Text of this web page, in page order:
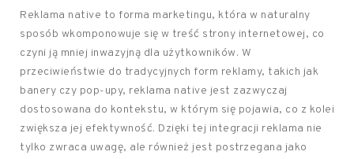
Reklama native to forma marketingu, która w naturalny
sposób wkomponowuje się w treść strony internetowej, co
czyni ją mniej inwazyjną dla użytkowników. W
przeciwieństwie do tradycyjnych form reklamy, takich jak
banery czy pop-upy, reklama native jest zazwyczaj
dostosowana do kontekstu, w którym się pojawia, co z kolei
zwiększa jej efektywność. Dzięki tej integracji reklama nie
tylko zwraca uwagę, ale również jest postrzegana jako